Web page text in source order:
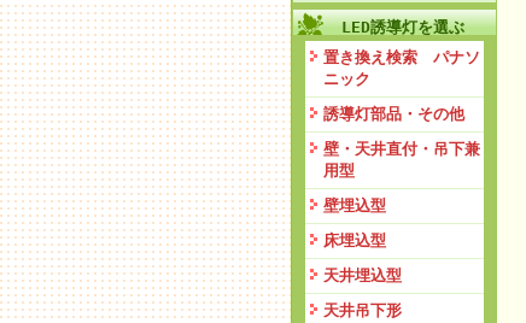
LED誘導灯を選ぶ
置き換え検索 パナソ
ニック
誘導灯部品・その他
壁・天井直付・吊下兼
用型
壁埋込型
床埋込型
天井埋込型
天井吊下形